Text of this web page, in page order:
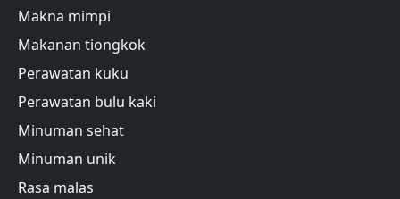
Makna mimpi
Makanan tiongkok
Perawatan kuku
Perawatan bulu kaki
Minuman sehat
Minuman unik
Rasa malas